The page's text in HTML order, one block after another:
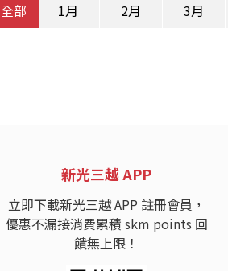
全部
1月 2月 3月
新光三越 APP
立即下載新光三越 APP 註冊會員，
優惠不漏接消費累積 skm points 回
饋無上限！